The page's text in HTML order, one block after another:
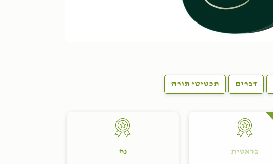
דברים תכשיטי תורה
בראשית נח